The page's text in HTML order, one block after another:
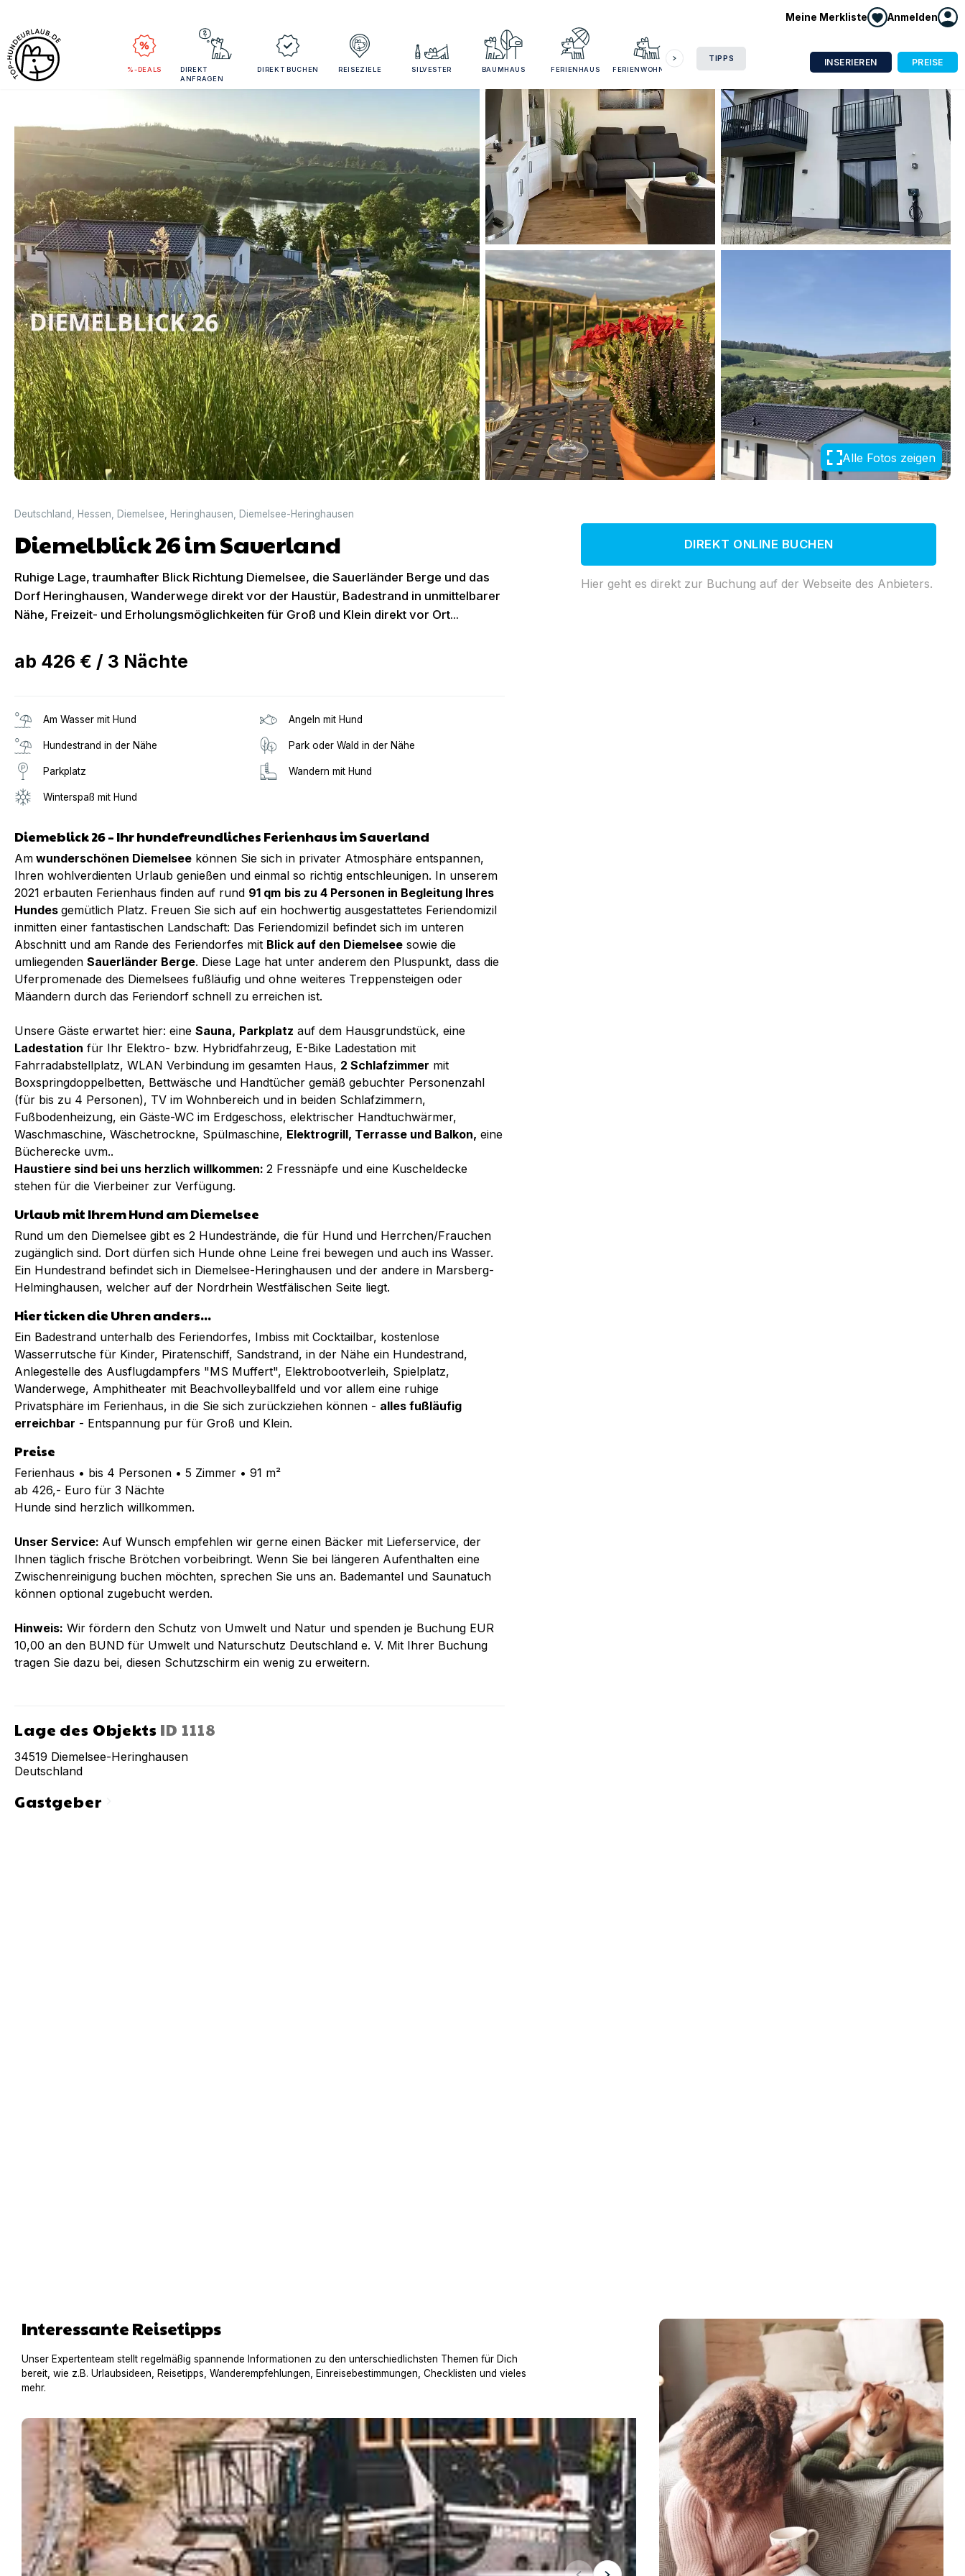
Meine Merkliste Anmelden
%-DEALS
DIREKT
ANFRAGEN
DIREKT BUCHEN REISEZIELE SILVESTER BAUMHAUS FERIENHAUS FERIENWOHNUNG
TIPPS INSERIEREN PREISE
Alle Fotos zeigen
Deutschland Hessen Diemelsee Heringhausen Diemelsee-Heringhausen
Diemelblick 26 im Sauerland
Ruhige Lage, traumhafter Blick Richtung Diemelsee, die Sauerländer Berge und das
Dorf Heringhausen, Wanderwege direkt vor der Haustür, Badestrand in unmittelbarer
Nähe, Freizeit- und Erholungsmöglichkeiten für Groß und Klein direkt vor Ort...
ab 426 € / 3 Nächte
Am Wasser mit Hund Angeln mit Hund
Hundestrand in der Nähe Park oder Wald in der Nähe
Parkplatz Wandern mit Hund
Winterspaß mit Hund
Diemeblick 26 – Ihr hundefreundliches Ferienhaus im Sauerland
Am wunderschönen Diemelsee können Sie sich in privater Atmosphäre entspannen,
Ihren wohlverdienten Urlaub genießen und einmal so richtig entschleunigen. In unserem
2021 erbauten Ferienhaus finden auf rund 91 qm bis zu 4 Personen in Begleitung Ihres
Hundes gemütlich Platz. Freuen Sie sich auf ein hochwertig ausgestattetes Feriendomizil
inmitten einer fantastischen Landschaft: Das Feriendomizil befindet sich im unteren
Abschnitt und am Rande des Feriendorfes mit Blick auf den Diemelsee sowie die
umliegenden Sauerländer Berge. Diese Lage hat unter anderem den Pluspunkt, dass die
Uferpromenade des Diemelsees fußläufig und ohne weiteres Treppensteigen oder
Mäandern durch das Feriendorf schnell zu erreichen ist.
Unsere Gäste erwartet hier: eine Sauna, Parkplatz auf dem Hausgrundstück, eine
Ladestation für Ihr Elektro- bzw. Hybridfahrzeug, E-Bike Ladestation mit
Fahrradabstellplatz, WLAN Verbindung im gesamten Haus, 2 Schlafzimmer mit
Boxspringdoppelbetten, Bettwäsche und Handtücher gemäß gebuchter Personenzahl
(für bis zu 4 Personen), TV im Wohnbereich und in beiden Schlafzimmern,
Fußbodenheizung, ein Gäste-WC im Erdgeschoss, elektrischer Handtuchwärmer,
Waschmaschine, Wäschetrockne, Spülmaschine, Elektrogrill, Terrasse und Balkon, eine
Bücherecke uvm..
Haustiere sind bei uns herzlich willkommen: 2 Fressnäpfe und eine Kuscheldecke
stehen für die Vierbeiner zur Verfügung.
Urlaub mit Ihrem Hund am Diemelsee
Rund um den Diemelsee gibt es 2 Hundestrände, die für Hund und Herrchen/Frauchen
zugänglich sind. Dort dürfen sich Hunde ohne Leine frei bewegen und auch ins Wasser.
Ein Hundestrand befindet sich in Diemelsee-Heringhausen und der andere in Marsberg-
Helminghausen, welcher auf der Nordrhein Westfälischen Seite liegt.
Hier ticken die Uhren anders...
Ein Badestrand unterhalb des Feriendorfes, Imbiss mit Cocktailbar, kostenlose
Wasserrutsche für Kinder, Piratenschiff, Sandstrand, in der Nähe ein Hundestrand,
Anlegestelle des Ausflugdampfers "MS Muffert", Elektrobootverleih, Spielplatz,
Wanderwege, Amphitheater mit Beachvolleyballfeld und vor allem eine ruhige
Privatsphäre im Ferienhaus, in die Sie sich zurückziehen können - alles fußläufig
erreichbar - Entspannung pur für Groß und Klein.
Preise
Ferienhaus • bis 4 Personen • 5 Zimmer • 91 m²
ab 426,- Euro für 3 Nächte
Hunde sind herzlich willkommen.
Unser Service: Auf Wunsch empfehlen wir gerne einen Bäcker mit Lieferservice, der
Ihnen täglich frische Brötchen vorbeibringt. Wenn Sie bei längeren Aufenthalten eine
Zwischenreinigung buchen möchten, sprechen Sie uns an. Bademantel und Saunatuch
können optional zugebucht werden.
Hinweis: Wir fördern den Schutz von Umwelt und Natur und spenden je Buchung EUR
10,00 an den BUND für Umwelt und Naturschutz Deutschland e. V. Mit Ihrer Buchung
tragen Sie dazu bei, diesen Schutzschirm ein wenig zu erweitern.
Lage des Objekts ID 1118
34519 Diemelsee-Heringhausen
Deutschland
Gastgeberchevron_right
DIREKT ONLINE BUCHEN
Hier geht es direkt zur Buchung auf der Webseite des Anbieters.
Interessante Reisetipps
Unser Expertenteam stellt regelmäßig spannende Informationen zu den unterschiedlichsten Themen für Dich
bereit, wie z.B. Urlaubsideen, Reisetipps, Wanderempfehlungen, Einreisebestimmungen, Checklisten und vieles
mehr.
Hausboot mit Hund